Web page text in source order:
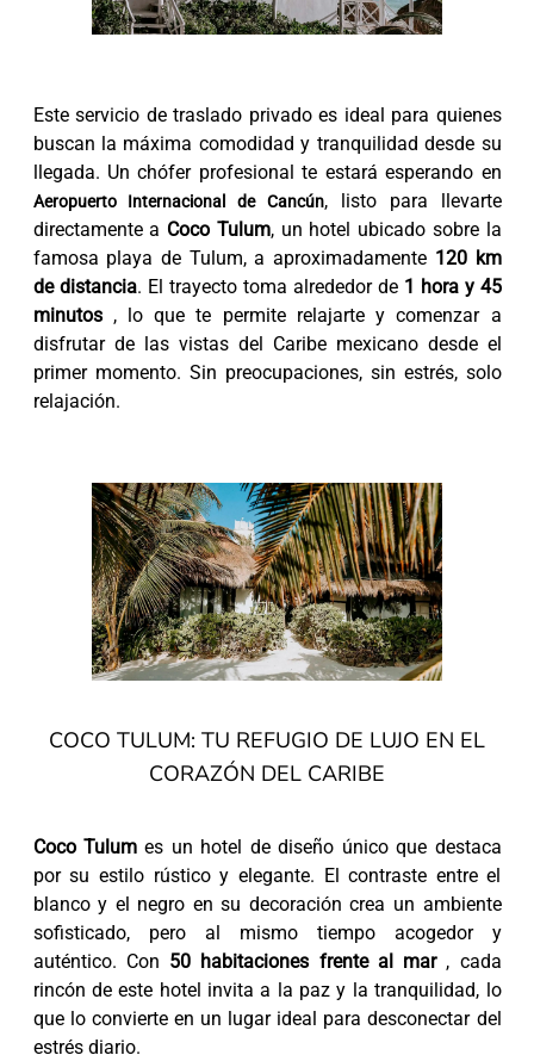
Este servicio de traslado privado es ideal para quienes
buscan la máxima comodidad y tranquilidad desde su
llegada. Un chófer profesional te estará esperando en
Aeropuerto Internacional de Cancún, listo para llevarte
directamente a Coco Tulum, un hotel ubicado sobre la
famosa playa de Tulum, a aproximadamente 120 km
de distancia. El trayecto toma alrededor de 1 hora y 45
minutos, lo que te permite relajarte y comenzar a
disfrutar de las vistas del Caribe mexicano desde el
primer momento. Sin preocupaciones, sin estrés, solo
relajación.
COCO TULUM: TU REFUGIO DE LUJO EN EL
CORAZÓN DEL CARIBE
Coco Tulumes un hotel de diseño único que destaca
por su estilo rústico y elegante. El contraste entre el
blanco y el negro en su decoración crea un ambiente
sofisticado, pero al mismo tiempo acogedor y
auténtico. Con 50 habitaciones frente al mar, cada
rincón de este hotel invita a la paz y la tranquilidad, lo
que lo convierte en un lugar ideal para desconectar del
estrés diario.